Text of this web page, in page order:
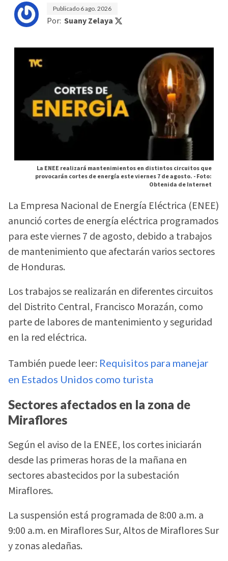
Publicado 6 ago. 2026
Por: Suany Zelaya
La ENEE realizará mantenimientos en distintos circuitos que
provocarán cortes de energía este viernes 7 de agosto. -Foto:
Obtenida de Internet
La Empresa Nacional de Energía Eléctrica (ENEE)
anunció cortes de energía eléctrica programados
para este viernes 7 de agosto, debido a trabajos
de mantenimiento que afectarán varios sectores
de Honduras.
Los trabajos se realizarán en diferentes circuitos
del Distrito Central, Francisco Morazán, como
parte de labores de mantenimiento y seguridad
en la red eléctrica.
También puede leer: Requisitos para manejar
en Estados Unidos como turista
Sectores afectados en la zona de
Miraflores
Según el aviso de la ENEE, los cortes iniciarán
desde las primeras horas de la mañana en
sectores abastecidos por la subestación
Miraflores.
La suspensión está programada de 8:00 a.m. a
9:00 a.m. en Miraflores Sur, Altos de Miraflores Sur
y zonas aledañas.